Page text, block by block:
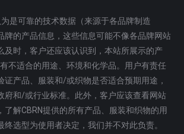
是可靠的技术数据（来源于各品牌制造
牌的产品信息，这些信息可能不像各品牌网站
及时，客户还应该认识到，本站所展示的产
不适合的用途、环境和化学品。用户有责任
证产品、服装和/或织物是否适合预期用途，
府和/或行业标准。此外，客户应该查看网站
了解CBRN提供的所有产品、服装和织物的用
终选型为使用者决定，我们并不对此负责。